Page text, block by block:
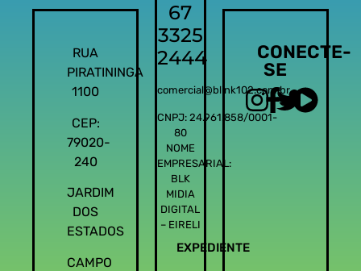
RUA
PIRATININGA
1100
CEP:
79020-
240
JARDIM
DOS
ESTADOS
CAMPO
67
3325
2444
comercial@blink102.com.br
CNPJ: 24.961.858/0001-
80
NOME
EMPRESARIAL:
BLK
MIDIA
DIGITAL
– EIRELI
EXPEDIENTE
CONECTE-
SE